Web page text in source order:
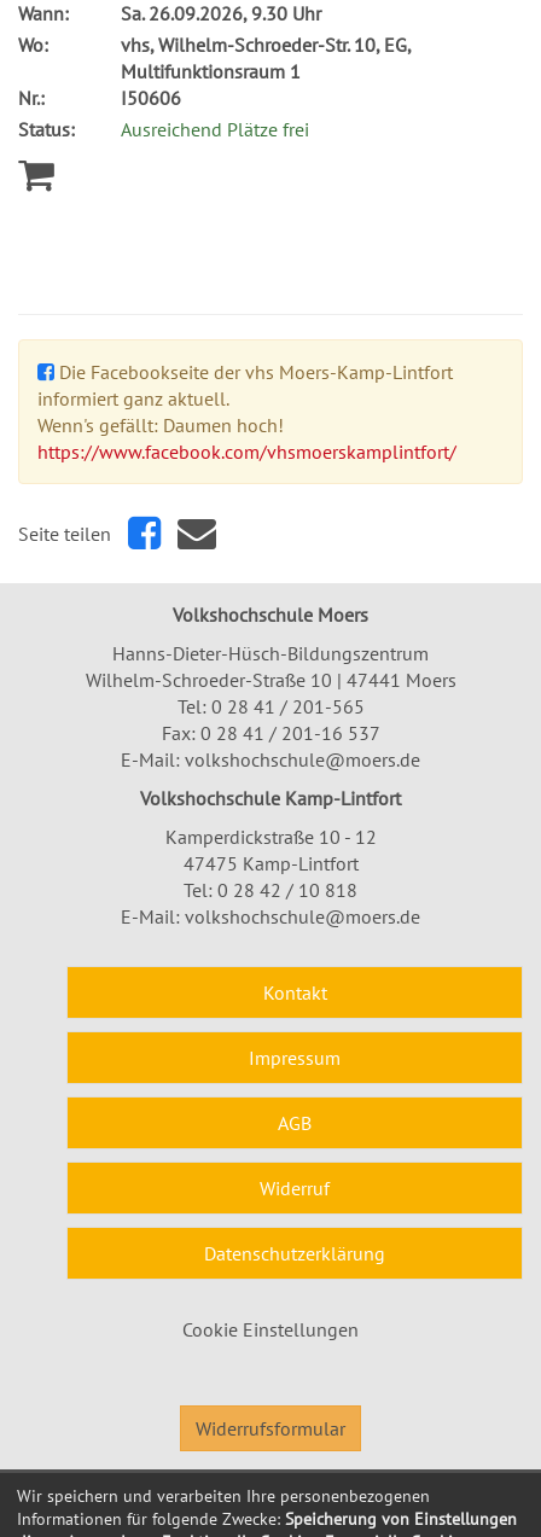
Wann:
Sa.26.09.2026, 9.30 Uhr
Wo:
vhs, Wilhelm-Schroeder-Str. 10, EG,
Multifunktionsraum 1
Nr.:
I50606
Status:
Ausreichend Plätze frei
Die Facebookseite der vhs Moers-Kamp-Lintfort
informiert ganz aktuell.
Wenn's gefällt: Daumen hoch!
https://www.facebook.com/vhsmoerskamplintfort/
Seite teilen
Volkshochschule Moers
Hanns-Dieter-Hüsch-Bildungszentrum
Wilhelm-Schroeder-Straße 10 | 47441 Moers
Tel: 0 28 41 / 201-565
Fax: 0 28 41 / 201-16 537
E-Mail: volkshochschule@moers.de
Volkshochschule Kamp-Lintfort
Kamperdickstraße 10 - 12
47475 Kamp-Lintfort
Tel: 0 28 42 / 10 818
E-Mail: volkshochschule@moers.de
Kontakt
Impressum
AGB
Widerruf
Datenschutzerklärung
Cookie Einstellungen
Widerrufsformular
© 2026 Kubus Software GmbH
Wir speichern und verarbeiten Ihre personenbezogenen
Informationen für folgende Zwecke: Speicherung von Einstellungen